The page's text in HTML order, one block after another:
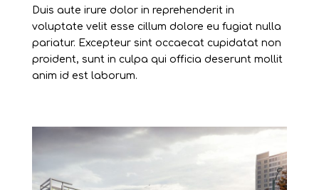
Duis aute irure dolor in reprehenderit in
voluptate velit esse cillum dolore eu fugiat nulla
pariatur. Excepteur sint occaecat cupidatat non
proident, sunt in culpa qui officia deserunt mollit
anim id est laborum.